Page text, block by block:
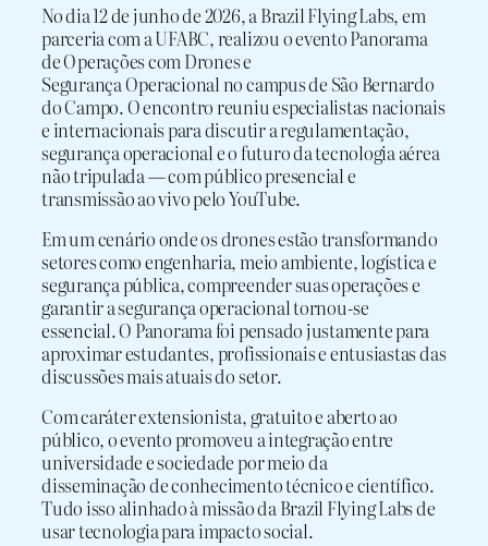
No dia 12 de junho de 2026, a Brazil Flying Labs, em
parceria com a UFABC, realizou o evento Panorama
de Operações com Drones e
Segurança Operacional no campus de São Bernardo
do Campo. O encontro reuniu especialistas nacionais
e internacionais para discutir a regulamentação,
segurança operacional e o futuro da tecnologia aérea
não tripulada — com público presencial e
transmissão ao vivo pelo YouTube.
Em um cenário onde os drones estão transformando
setores como engenharia, meio ambiente, logística e
segurança pública, compreender suas operações e
garantir a segurança operacional tornou-se
essencial. O Panorama foi pensado justamente para
aproximar estudantes, profissionais e entusiastas das
discussões mais atuais do setor.
Com caráter extensionista, gratuito e aberto ao
público, o evento promoveu a integração entre
universidade e sociedade por meio da
disseminação de conhecimento técnico e científico.
Tudo isso alinhado à missão da Brazil Flying Labs de
usar tecnologia para impacto social.